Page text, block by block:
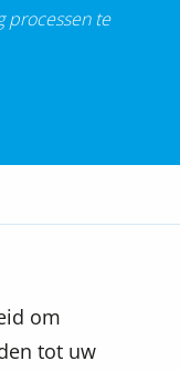
processen te
om
tot uw